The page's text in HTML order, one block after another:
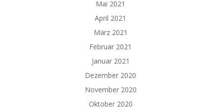
Mai 2021
April 2021
März 2021
Februar 2021
Januar 2021
Dezember 2020
November 2020
Oktober 2020